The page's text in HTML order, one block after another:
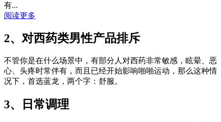
有...
阅读更多
2、对西药类男性产品排斥
不管你是在什么场景中，有部分人对西药非常敏感，眩晕、恶
心、头疼时常伴有，而且已经开始影响啪啪运动，那么这种情
况下，首选蓝龙，两个字：舒服。
3、日常调理